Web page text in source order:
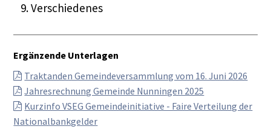
Verschiedenes
Ergänzende Unterlagen
Traktanden Gemeindeversammlung vom 16. Juni 2026
Jahresrechnung Gemeinde Nunningen 2025
Kurzinfo VSEG Gemeindeinitiative - Faire Verteilung der
Nationalbankgelder